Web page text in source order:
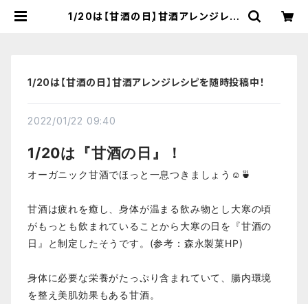
1/20は【甘酒の日】甘酒アレンジレシ
1/20は【甘酒の日】甘酒アレンジレシピを随時投稿中！
2022/01/22 09:40
1/20は『甘酒の日』！
オーガニック甘酒でほっと一息つきましょう☺️🍵
甘酒は疲れを癒し、身体が温まる飲み物とし大寒の頃
がもっとも飲まれていることから大寒の日を『甘酒の
日』と制定したそうです。(参考：森永製菓HP)
身体に必要な栄養がたっぷり含まれていて、腸内環境
を整え美肌効果もある甘酒。